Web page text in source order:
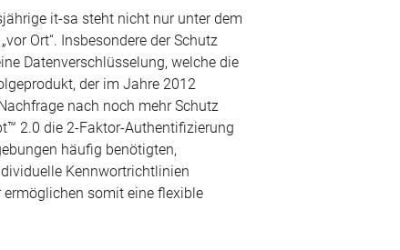
it-sa steht nicht nur unter dem
Ort“. Insbesondere der Schutz
Datenverschlüsselung, welche die
der im Jahre 2012
nach noch mehr Schutz
2.0 die 2-Faktor-Authentifizierung
häufig benötigten,
Kennwortrichtlinien
ermöglichen somit eine flexible